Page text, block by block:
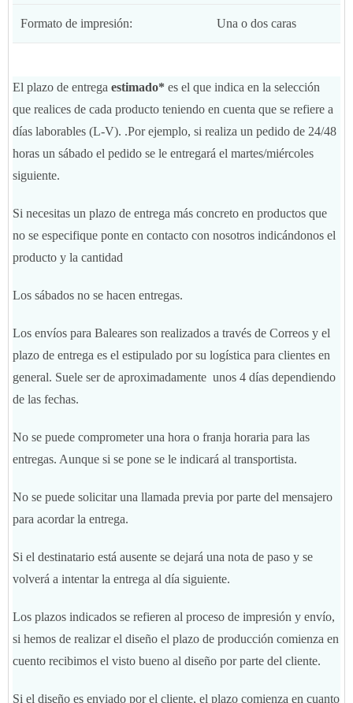
Formato de impresión: Una o dos caras
El plazo de entrega estimado* es el que indica en la selección
que realices de cada producto teniendo en cuenta que se refiere a
días laborables (L-V). .Por ejemplo, si realiza un pedido de 24/48
horas un sábado el pedido se le entregará el martes/miércoles
siguiente.
Si necesitas un plazo de entrega más concreto en productos que
no se especifique ponte en contacto con nosotros indicándonos el
producto y la cantidad
Los sábados no se hacen entregas.
Los envíos para Baleares son realizados a través de Correos y el
plazo de entrega es el estipulado por su logística para clientes en
general. Suele ser de aproximadamente unos 4 días dependiendo
de las fechas.
No se puede comprometer una hora o franja horaria para las
entregas. Aunque si se pone se le indicará al transportista.
No se puede solicitar una llamada previa por parte del mensajero
para acordar la entrega.
Si el destinatario está ausente se dejará una nota de paso y se
volverá a intentar la entrega al día siguiente.
Los plazos indicados se refieren al proceso de impresión y envío,
si hemos de realizar el diseño el plazo de producción comienza en
cuento recibimos el visto bueno al diseño por parte del cliente.
Si el diseño es enviado por el cliente, el plazo comienza en cuanto